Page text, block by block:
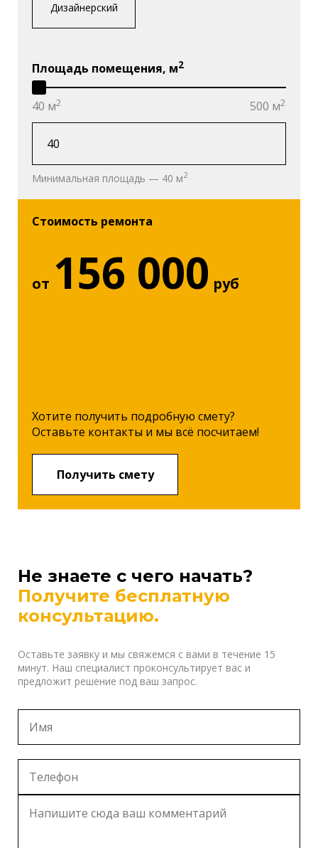
Дизайнерский
Площадь помещения, м2
40 м2 500 м2
Минимальная площадь — 40 м2
Стоимость ремонта
от 156 000 руб
Хотите получить подробную смету?
Оставьте контакты и мы всё посчитаем!
Получить смету
Не знаете с чего начать?
Получите бесплатную
консультацию.
Оставьте заявку и мы свяжемся с вами в течение 15
минут. Наш специалист проконсультирует вас и
предложит решение под ваш запрос.